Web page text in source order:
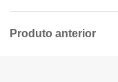
Produto anterior